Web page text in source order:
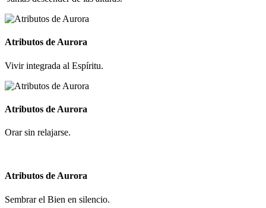
Atributos de Aurora
Vivir integrada al Espíritu.
Atributos de Aurora
Orar sin relajarse.
Atributos de Aurora
Sembrar el Bien en silencio.